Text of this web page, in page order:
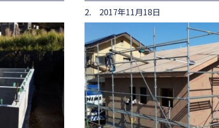
2. 2017年11月18日